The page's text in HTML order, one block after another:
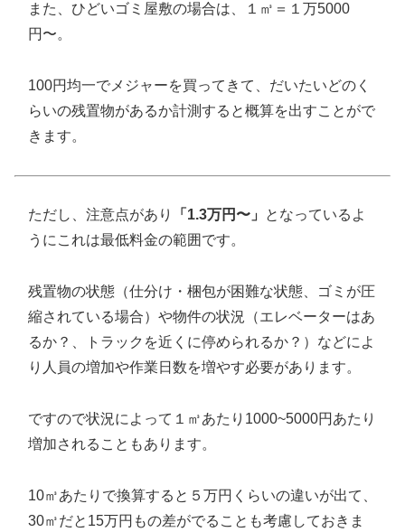
また、ひどいゴミ屋敷の場合は、１㎥＝１万5000
円〜。
100円均一でメジャーを買ってきて、だいたいどのく
らいの残置物があるか計測すると概算を出すことがで
きます。
ただし、注意点があり 「1.3万円〜」
となっているよ
うにこれは最低料金の範囲です。
残置物の状態（仕分け・梱包が困難な状態、ゴミが圧
縮されている場合）や物件の状況（エレベーターはあ
るか？、トラックを近くに停められるか？）などによ
り人員の増加や作業日数を増やす必要があります。
ですので状況によって１㎥あたり1000~5000円あたり
増加されることもあります。
10㎥あたりで換算すると５万円くらいの違いが出て、
30㎥だと15万円もの差がでることも考慮しておきま